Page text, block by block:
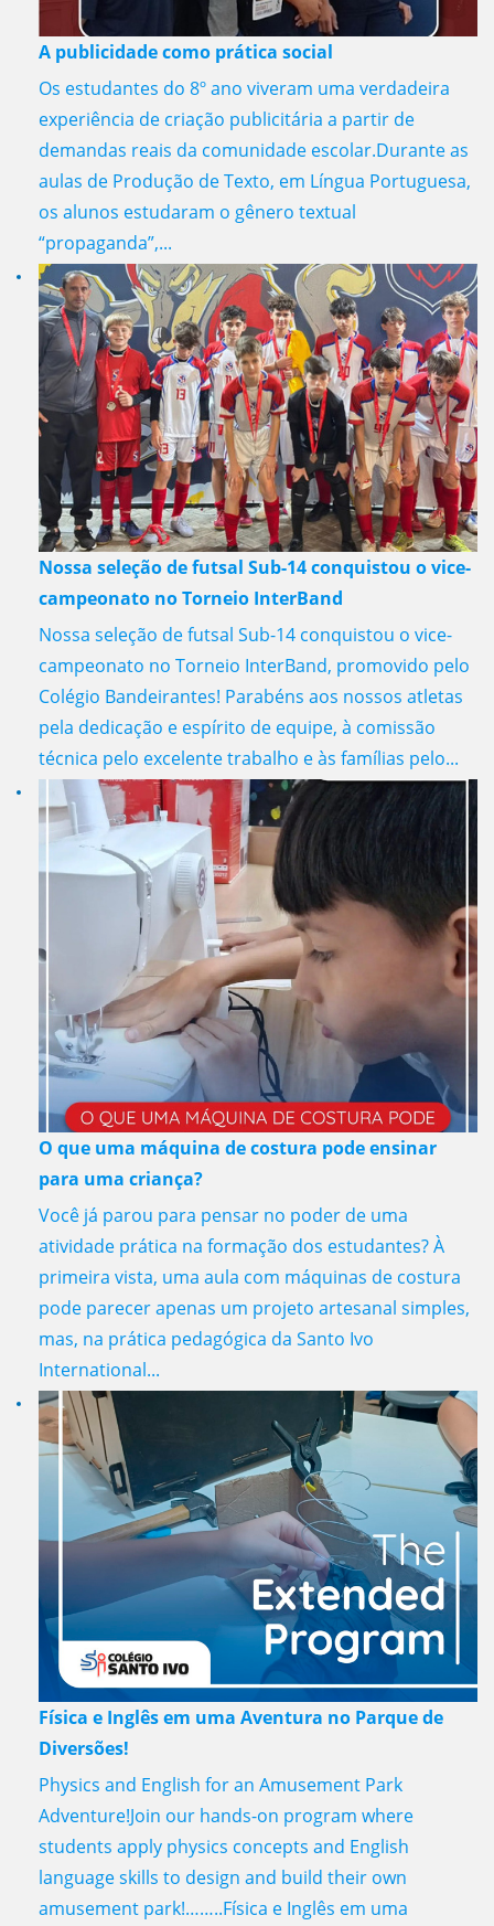
A publicidade como prática social
Os estudantes do 8º ano viveram uma verdadeira
experiência de criação publicitária a partir de
demandas reais da comunidade escolar.Durante as
aulas de Produção de Texto, em Língua Portuguesa,
os alunos estudaram o gênero textual
“propaganda”,...
Nossa seleção de futsal Sub-14 conquistou o vice-
campeonato no Torneio InterBand
Nossa seleção de futsal Sub-14 conquistou o vice-
campeonato no Torneio InterBand, promovido pelo
Colégio Bandeirantes! Parabéns aos nossos atletas
pela dedicação e espírito de equipe, à comissão
técnica pelo excelente trabalho e às famílias pelo...
O que uma máquina de costura pode ensinar
para uma criança?
Você já parou para pensar no poder de uma
atividade prática na formação dos estudantes? À
primeira vista, uma aula com máquinas de costura
pode parecer apenas um projeto artesanal simples,
mas, na prática pedagógica da Santo Ivo
International...
Física e Inglês em uma Aventura no Parque de
Diversões!
Physics and English for an Amusement Park
Adventure!Join our hands-on program where
students apply physics concepts and English
language skills to design and build their own
amusement park!……..Física e Inglês em uma